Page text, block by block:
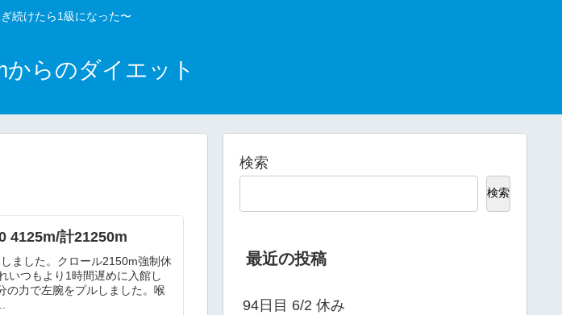
続けたら1級になった〜
らのダイエット
4125m/計21250m
ました。クロール2150m強制休
いつもより1時間遅めに入館し
の力で左腕をプルしました。喉
検索
検索
最近の投稿
94日目 6/2 休み